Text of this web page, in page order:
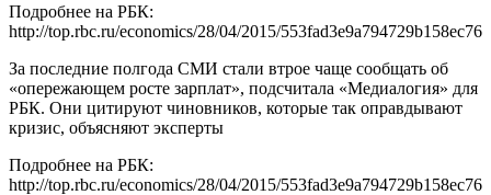
Подробнее на РБК:
http://top.rbc.ru/economics/28/04/2015/553fad3e9a794729b158ec76
За последние полгода СМИ стали втрое чаще сообщать об
«опережающем росте зарплат», подсчитала «Медиалогия» для
РБК. Они цитируют чиновников, которые так оправдывают
кризис, объясняют эксперты
Подробнее на РБК:
http://top.rbc.ru/economics/28/04/2015/553fad3e9a794729b158ec76